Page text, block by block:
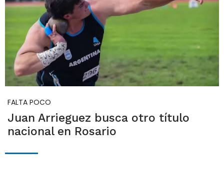
FALTA POCO
Juan Arrieguez busca otro título
nacional en Rosario